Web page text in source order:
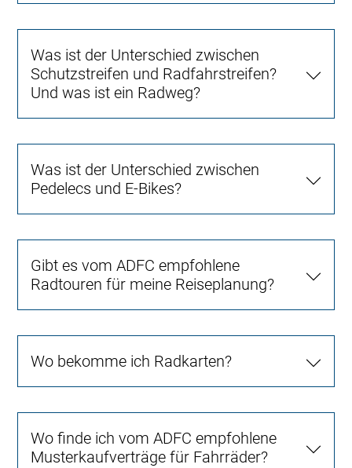
Was ist der Unterschied zwischen
Schutzstreifen und Radfahrstreifen?
Und was ist ein Radweg?
Was ist der Unterschied zwischen
Pedelecs und E-Bikes?
Gibt es vom ADFC empfohlene
Radtouren für meine Reiseplanung?
Wo bekomme ich Radkarten?
Wo finde ich vom ADFC empfohlene
Musterkaufverträge für Fahrräder?